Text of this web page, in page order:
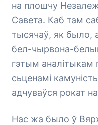
на плошчу
Савета. Каб там
тысячаў, як было,
бел-чырвона-
гэтым аналітыкам
сьценамі
адчуваўся рокат
Нас жа было ў